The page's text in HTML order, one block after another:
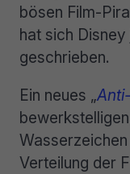
bösen Film-
hat sich
geschrieben.
Ein neues „
Verteilung der